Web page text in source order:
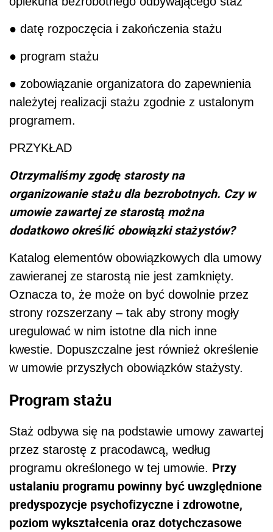
● datę rozpoczęcia i zakończenia stażu
● program stażu
● zobowiązanie organizatora do zapewnienia
należytej realizacji stażu zgodnie z ustalonym
programem.
PRZYKŁAD
Otrzymaliśmy zgodę starosty na
organizowanie stażu dla bezrobotnych. Czy w
umowie zawartej ze starostą można
dodatkowo określić obowiązki stażystów?
Katalog elementów obowiązkowych dla umowy
zawieranej ze starostą nie jest zamknięty.
Oznacza to, że może on być dowolnie przez
strony rozszerzany – tak aby strony mogły
uregulować w nim istotne dla nich inne
kwestie. Dopuszczalne jest również określenie
w umowie przyszłych obowiązków stażysty.
Program stażu
Staż odbywa się na podstawie umowy zawartej
przez starostę z pracodawcą, według
programu określonego w tej umowie. Przy
ustalaniu programu powinny być uwzględnione
predyspozycje psychofizyczne i zdrowotne,
poziom wykształcenia oraz dotychczasowe